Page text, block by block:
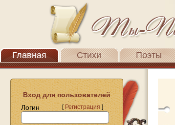
Главная Стихи Поэты
Вход для пользователей
Логин
[Регистрация]